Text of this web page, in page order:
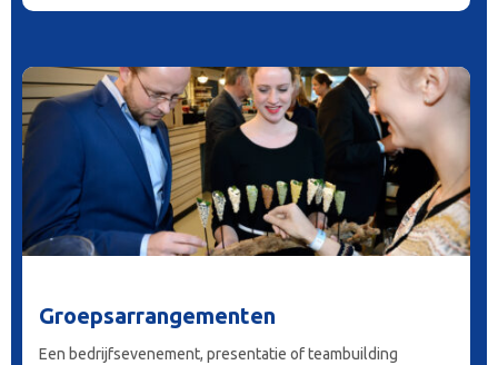
Groepsarrangementen
Een bedrijfsevenement, presentatie of teambuilding